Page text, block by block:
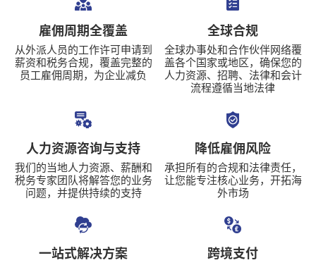
雇佣周期全覆盖
从外派人员的工作许可申请到
薪资和税务合规，覆盖完整的
员工雇佣周期，为企业减负
全球合规
全球办事处和合作伙伴网络覆
盖各个国家或地区，确保您的
人力资源、招聘、法律和会计
流程遵循当地法律
人力资源咨询与支持
我们的当地人力资源、薪酬和
税务专家团队将解答您的业务
问题，并提供持续的支持
降低雇佣风险
承担所有的合规和法律责任，
让您能专注核心业务，开拓海
外市场
一站式解决方案 跨境支付